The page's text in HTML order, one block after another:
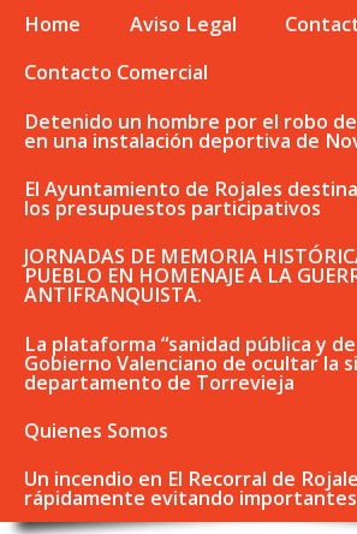
Home Aviso Legal
Contacto Comercial
Detenido un hombre por el robo
en una instalación deportiva de
El Ayuntamiento de Rojales
los presupuestos participativos
JORNADAS DE MEMORIA
PUEBLO EN HOMENAJE A LA
ANTIFRANQUISTA.
La plataforma “sanidad pública y
Gobierno Valenciano de ocultar la
departamento de Torrevieja
Quienes Somos
Un incendio en El Recorral de
rápidamente evitando